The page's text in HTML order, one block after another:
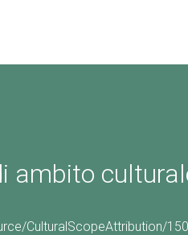
ambito
CulturalScopeAttribution/